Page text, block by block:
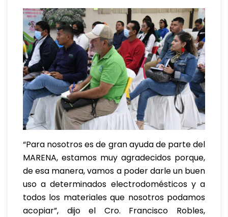
“Para nosotros es de gran ayuda de parte del
MARENA, estamos muy agradecidos porque,
de esa manera, vamos a poder darle un buen
uso a determinados electrodomésticos y a
todos los materiales que nosotros podamos
acopiar”, dijo el Cro. Francisco Robles,